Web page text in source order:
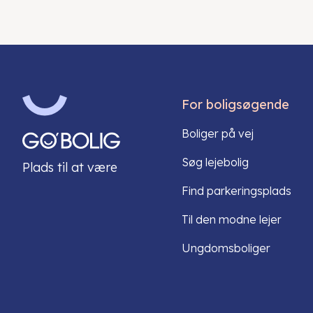
Plads til at være
For boligsøgende
Boliger på vej
Søg lejebolig
Find parkeringsplads
Til den modne lejer
Ungdomsboliger